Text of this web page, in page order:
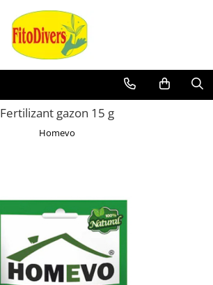
Fertilizant gazon 15 g
Homevo